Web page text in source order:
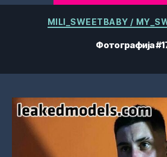
MILI_SWEETBABY /
Фотографија